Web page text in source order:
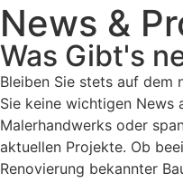
News &
Was Gibt's
Bleiben Sie stets auf dem
Sie keine wichtigen News
Malerhandwerks oder
aktuellen Projekte. Ob
Renovierung bekannter